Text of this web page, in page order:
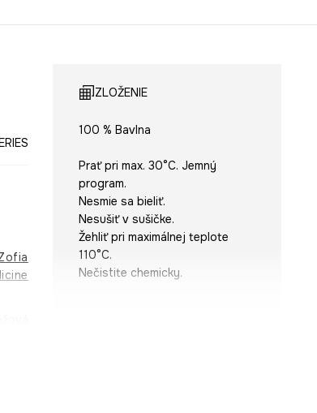
ZLOŽENIE
100 % Bavlna
Prať pri max. 30°C. Jemný
program.
Nesmie sa bieliť.
Nesušiť v sušičke.
Žehliť pri maximálnej teplote
110°C.
Nečistite chemicky.